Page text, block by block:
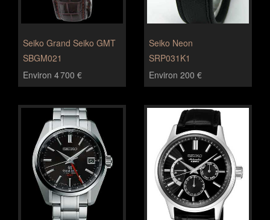
Seiko Grand Seiko GMT
SBGM021
Environ 4 700 €
Seiko Neon
SRP031K1
Environ 200 €